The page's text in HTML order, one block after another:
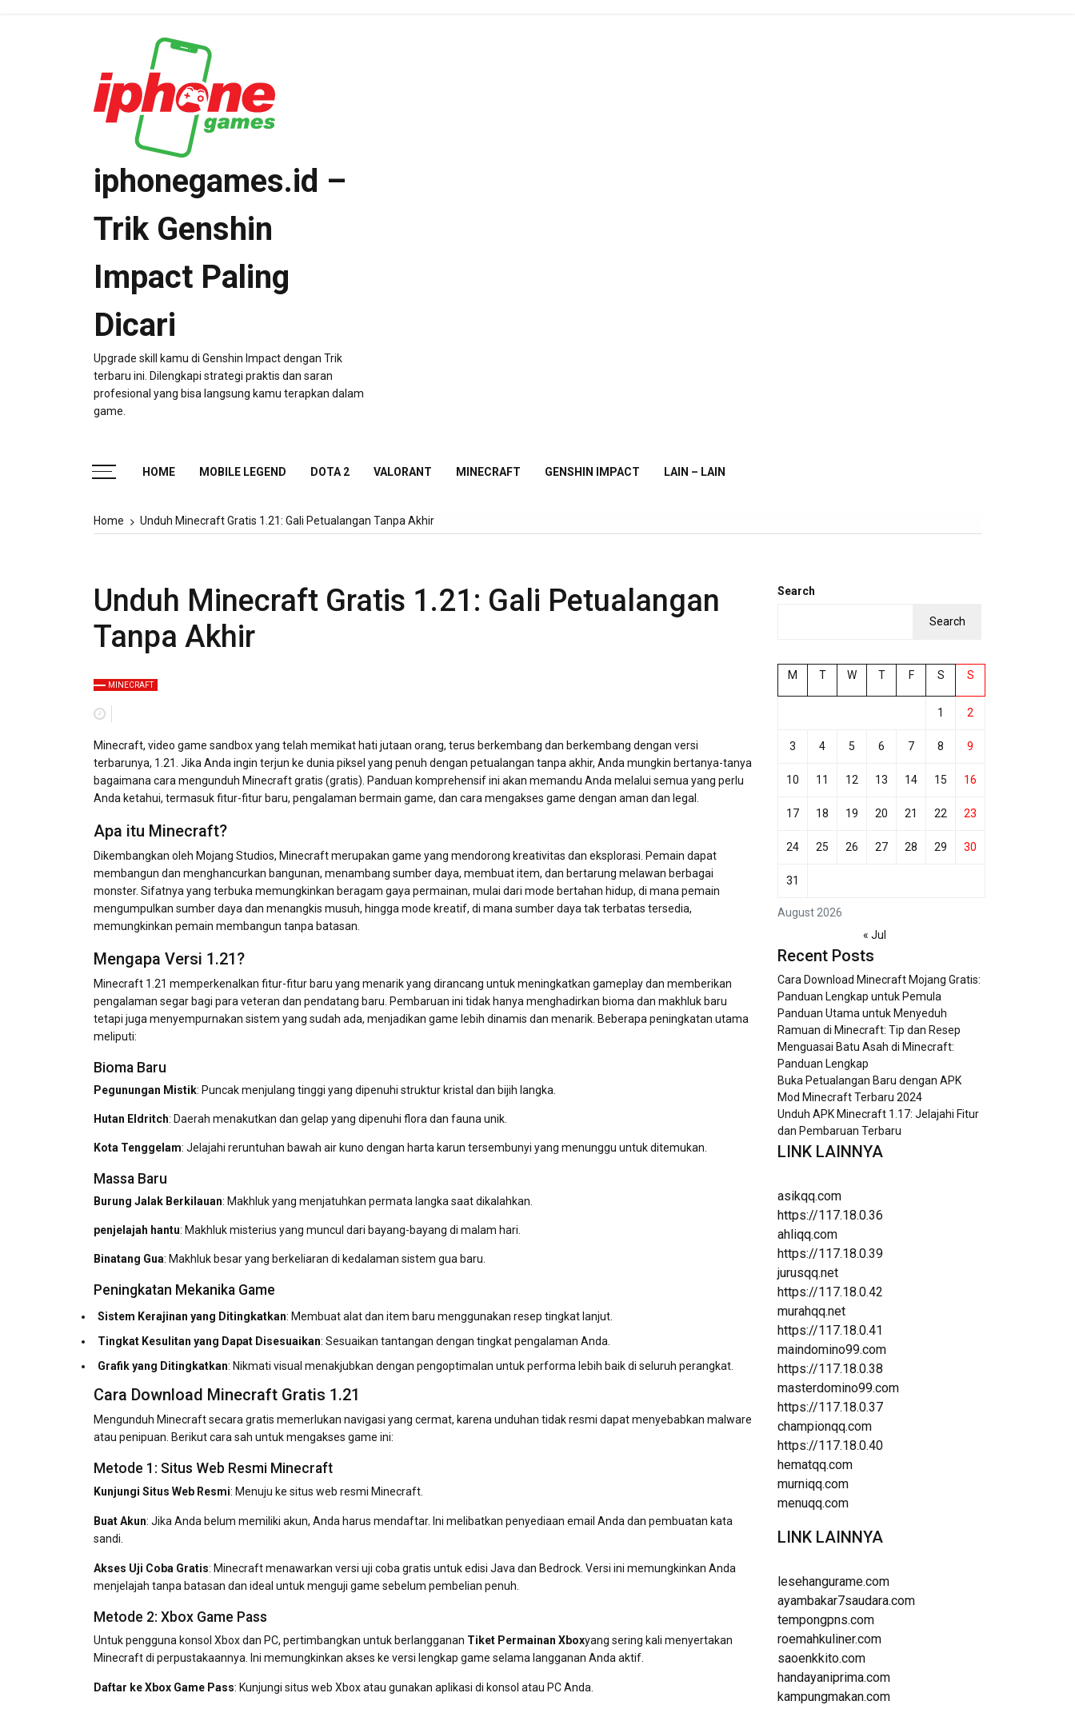
iphonegames.id –
Trik Genshin
Impact Paling
Dicari
Upgrade skill kamu di Genshin Impact dengan Trik
terbaru ini. Dilengkapi strategi praktis dan saran
profesional yang bisa langsung kamu terapkan dalam
game.
HOME MOBILE LEGEND DOTA 2 VALORANT MINECRAFT GENSHIN IMPACT LAIN – LAIN
Home Unduh Minecraft Gratis 1.21: Gali Petualangan Tanpa Akhir
Unduh Minecraft Gratis 1.21: Gali Petualangan
Tanpa Akhir
MINECRAFT
Minecraft, video game sandbox yang telah memikat hati jutaan orang, terus berkembang dan berkembang dengan versi
terbarunya, 1.21. Jika Anda ingin terjun ke dunia piksel yang penuh dengan petualangan tanpa akhir, Anda mungkin bertanya-tanya
bagaimana cara mengunduh Minecraft gratis (gratis). Panduan komprehensif ini akan memandu Anda melalui semua yang perlu
Anda ketahui, termasuk fitur-fitur baru, pengalaman bermain game, dan cara mengakses game dengan aman dan legal.
Apa itu Minecraft?
Dikembangkan oleh Mojang Studios, Minecraft merupakan game yang mendorong kreativitas dan eksplorasi. Pemain dapat
membangun dan menghancurkan bangunan, menambang sumber daya, membuat item, dan bertarung melawan berbagai
monster. Sifatnya yang terbuka memungkinkan beragam gaya permainan, mulai dari mode bertahan hidup, di mana pemain
mengumpulkan sumber daya dan menangkis musuh, hingga mode kreatif, di mana sumber daya tak terbatas tersedia,
memungkinkan pemain membangun tanpa batasan.
Mengapa Versi 1.21?
Minecraft 1.21 memperkenalkan fitur-fitur baru yang menarik yang dirancang untuk meningkatkan gameplay dan memberikan
pengalaman segar bagi para veteran dan pendatang baru. Pembaruan ini tidak hanya menghadirkan bioma dan makhluk baru
tetapi juga menyempurnakan sistem yang sudah ada, menjadikan game lebih dinamis dan menarik. Beberapa peningkatan utama
meliputi:
Bioma Baru
Pegunungan Mistik: Puncak menjulang tinggi yang dipenuhi struktur kristal dan bijih langka.
Hutan Eldritch: Daerah menakutkan dan gelap yang dipenuhi flora dan fauna unik.
Kota Tenggelam: Jelajahi reruntuhan bawah air kuno dengan harta karun tersembunyi yang menunggu untuk ditemukan.
Massa Baru
Burung Jalak Berkilauan: Makhluk yang menjatuhkan permata langka saat dikalahkan.
penjelajah hantu: Makhluk misterius yang muncul dari bayang-bayang di malam hari.
Binatang Gua: Makhluk besar yang berkeliaran di kedalaman sistem gua baru.
Peningkatan Mekanika Game
Sistem Kerajinan yang Ditingkatkan: Membuat alat dan item baru menggunakan resep tingkat lanjut.
Tingkat Kesulitan yang Dapat Disesuaikan: Sesuaikan tantangan dengan tingkat pengalaman Anda.
Grafik yang Ditingkatkan: Nikmati visual menakjubkan dengan pengoptimalan untuk performa lebih baik di seluruh perangkat.
Cara Download Minecraft Gratis 1.21
Mengunduh Minecraft secara gratis memerlukan navigasi yang cermat, karena unduhan tidak resmi dapat menyebabkan malware
atau penipuan. Berikut cara sah untuk mengakses game ini:
Metode 1: Situs Web Resmi Minecraft
Kunjungi Situs Web Resmi: Menuju ke situs web resmi Minecraft.
Buat Akun: Jika Anda belum memiliki akun, Anda harus mendaftar. Ini melibatkan penyediaan email Anda dan pembuatan kata
sandi.
Akses Uji Coba Gratis: Minecraft menawarkan versi uji coba gratis untuk edisi Java dan Bedrock. Versi ini memungkinkan Anda
menjelajah tanpa batasan dan ideal untuk menguji game sebelum pembelian penuh.
Metode 2: Xbox Game Pass
Untuk pengguna konsol Xbox dan PC, pertimbangkan untuk berlangganan Tiket Permainan Xboxyang sering kali menyertakan
Minecraft di perpustakaannya. Ini memungkinkan akses ke versi lengkap game selama langganan Anda aktif.
Daftar ke Xbox Game Pass: Kunjungi situs web Xbox atau gunakan aplikasi di konsol atau PC Anda.
Search
Search
August 2026
M T W T F S S
1 2
3 4 5 6 7 8 9
10 11 12 13 14 15 16
17 18 19 20 21 22 23
24 25 26 27 28 29 30
31
« Jul
Recent Posts
Cara Download Minecraft Mojang Gratis:
Panduan Lengkap untuk Pemula
Panduan Utama untuk Menyeduh
Ramuan di Minecraft: Tip dan Resep
Menguasai Batu Asah di Minecraft:
Panduan Lengkap
Buka Petualangan Baru dengan APK
Mod Minecraft Terbaru 2024
Unduh APK Minecraft 1.17: Jelajahi Fitur
dan Pembaruan Terbaru
LINK LAINNYA
asikqq.com
https://117.18.0.36
ahliqq.com
https://117.18.0.39
jurusqq.net
https://117.18.0.42
murahqq.net
https://117.18.0.41
maindomino99.com
https://117.18.0.38
masterdomino99.com
https://117.18.0.37
championqq.com
https://117.18.0.40
hematqq.com
murniqq.com
menuqq.com
LINK LAINNYA
lesehangurame.com
ayambakar7saudara.com
tempongpns.com
roemahkuliner.com
saoenkkito.com
handayaniprima.com
kampungmakan.com